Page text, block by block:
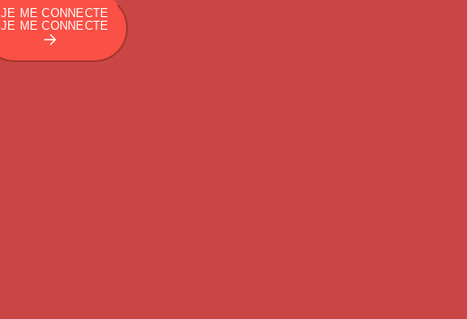
JE ME CONNECTE
JE ME CONNECTE